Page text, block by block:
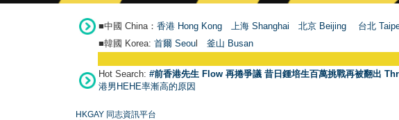
■中國 China： 香港 Hong Kong 上海 Shanghai 北京 Beijing 台北
■韓國 Korea: 首爾 Seou 釜山 Busan
Hot Search: #前香港先生 Flow 再捲爭議 昔日鍾培生百萬挑戰再被翻出
港男HEHE率漸高的原因
HKGAY 同志資訊平台